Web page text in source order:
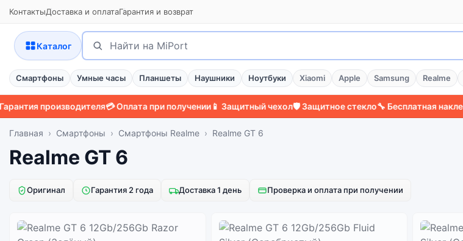
КонтактыДоставка и оплатаГарантия и возврат
Каталог
Поиск
Найти
Смартфоны Умные часы Планшеты Наушники Ноутбуки Xiaomi Apple Samsung Realme
производителя💳 Оплата при получении📱 Защитный чехол🛡️ Защитное стекло🔧 Бесплатная наклейка
Главная Смартфоны Смартфоны Realme Realme GT 6
Realme GT 6
Оригинал Гарантия 2 года Доставка 1 день Проверка и оплата при получении